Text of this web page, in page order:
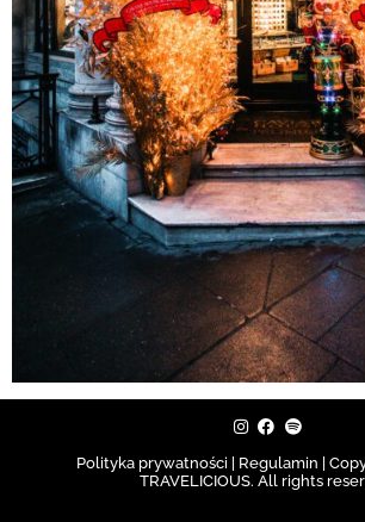
Polityka prywatności | Regulamin |
TRAVELICIOUS. All rights